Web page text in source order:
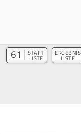
61 START
LISTE
ERGEBNIS
LISTE